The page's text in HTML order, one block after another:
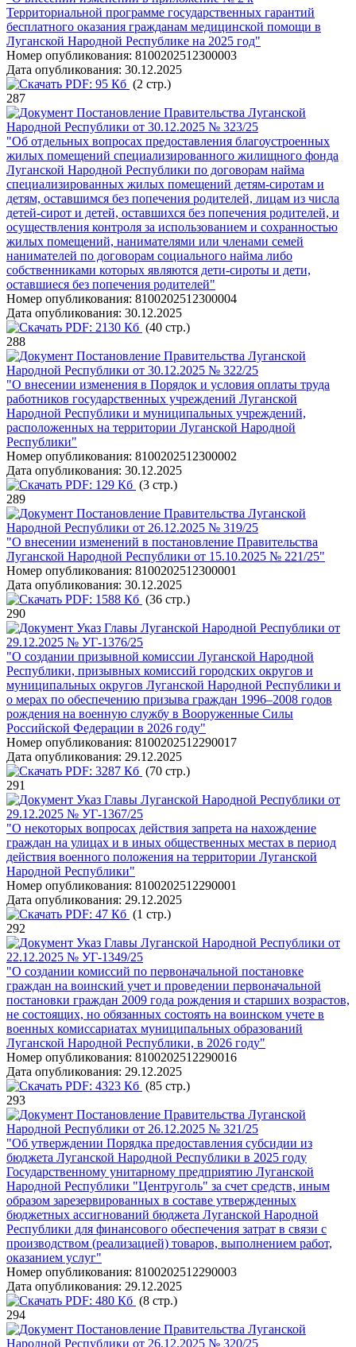
Территориальной программе государственных гарантий
бесплатного оказания гражданам медицинской помощи в
Луганской Народной Республике на 2025 год"
Номер опубликования: 8100202512300003
Дата опубликования: 30.12.2025
PDF: 95 Кб (2 стр.)
287
Постановление Правительства Луганской
Народной Республики от 30.12.2025 № 323/25
"Об отдельных вопросах предоставления благоустроенных
жилых помещений специализированного жилищного фонда
Луганской Народной Республики по договорам найма
специализированных жилых помещений детям-сиротам и
детям, оставшимся без попечения родителей, лицам из числа
детей-сирот и детей, оставшихся без попечения родителей, и
осуществления контроля за использованием и сохранностью
жилых помещений, нанимателями или членами семей
нанимателей по договорам социального найма либо
собственниками которых являются дети-сироты и дети,
оставшиеся без попечения родителей"
Номер опубликования: 8100202512300004
Дата опубликования: 30.12.2025
PDF: 2130 Кб (40 стр.)
288
Постановление Правительства Луганской
Народной Республики от 30.12.2025 № 322/25
"О внесении изменения в Порядок и условия оплаты труда
работников государственных учреждений Луганской
Народной Республики и муниципальных учреждений,
расположенных на территории Луганской Народной
Республики"
Номер опубликования: 8100202512300002
Дата опубликования: 30.12.2025
PDF: 129 Кб (3 стр.)
289
Постановление Правительства Луганской
Народной Республики от 26.12.2025 № 319/25
"О внесении изменений в постановление Правительства
Луганской Народной Республики от 15.10.2025 № 221/25"
Номер опубликования: 8100202512300001
Дата опубликования: 30.12.2025
PDF: 1588 Кб (36 стр.)
290
Указ Главы Луганской Народной Республики от
29.12.2025 № УГ-1376/25
"О создании призывной комиссии Луганской Народной
Республики, призывных комиссий городских округов и
муниципальных округов Луганской Народной Республики и
о мерах по обеспечению призыва граждан 1996–2008 годов
рождения на военную службу в Вооруженные Силы
Российской Федерации в 2026 году"
Номер опубликования: 8100202512290017
Дата опубликования: 29.12.2025
PDF: 3287 Кб (70 стр.)
291
Указ Главы Луганской Народной Республики от
29.12.2025 № УГ-1367/25
"О некоторых вопросах действия запрета на нахождение
граждан на улицах и в иных общественных местах в период
действия военного положения на территории Луганской
Народной Республики"
Номер опубликования: 8100202512290001
Дата опубликования: 29.12.2025
PDF: 47 Кб (1 стр.)
292
Указ Главы Луганской Народной Республики от
22.12.2025 № УГ-1349/25
"О создании комиссий по первоначальной постановке
граждан на воинский учет и проведении первоначальной
постановки граждан 2009 года рождения и старших возрастов,
не состоящих, но обязанных состоять на воинском учете в
военных комиссариатах муниципальных образований
Луганской Народной Республики, в 2026 году"
Номер опубликования: 8100202512290016
Дата опубликования: 29.12.2025
PDF: 4323 Кб (85 стр.)
293
Постановление Правительства Луганской
Народной Республики от 26.12.2025 № 321/25
"Об утверждении Порядка предоставления субсидии из
бюджета Луганской Народной Республики в 2025 году
Государственному унитарному предприятию Луганской
Народной Республики "Центруголь" за счет средств, иным
образом зарезервированных в составе утвержденных
бюджетных ассигнований бюджета Луганской Народной
Республики для финансового обеспечения затрат в связи с
производством (реализацией) товаров, выполнением работ,
оказанием услуг"
Номер опубликования: 8100202512290003
Дата опубликования: 29.12.2025
PDF: 480 Кб (8 стр.)
294
Постановление Правительства Луганской
Народной Республики от 26.12.2025 № 320/25